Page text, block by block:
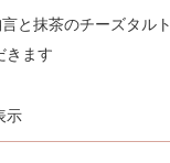
と抹茶のチーズタルト
きます
示